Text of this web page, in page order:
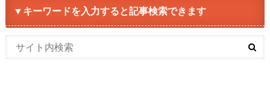
▼キーワードを入力すると記事検索できます